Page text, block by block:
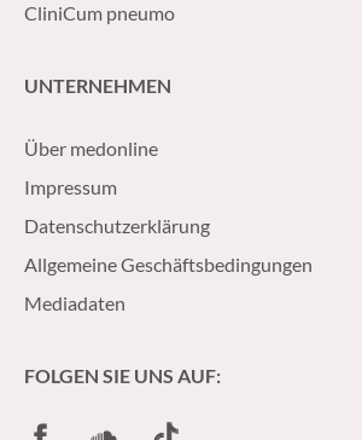
CliniCum pneumo
UNTERNEHMEN
Über medonline
Impressum
Datenschutzerklärung
Allgemeine Geschäftsbedingungen
Mediadaten
FOLGEN SIE UNS AUF:
FacebookSoundCloud
TikTok